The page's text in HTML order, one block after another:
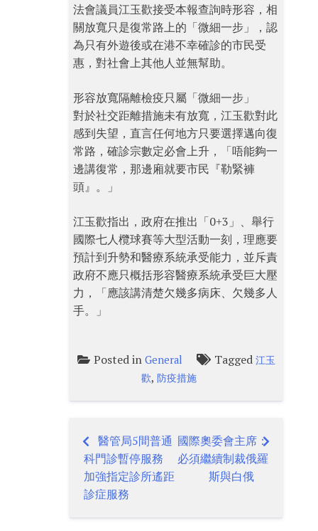
法會議員江玉歡接受本報查詢時形容，相
關放寬只是復常路上的「微細一步」，認
為只有外遊後或在港不幸確診的市民受
惠，對社會上其他人並無幫助。
形容放寬隔離檢疫只屬「微細一步」
對於社交距離措施未有放寬，江玉歡對此
感到失望，直言任何地方只要選擇邁向復
常路，確診宗數定必會上升，「唔能夠一
邊講復常，那邊廂就要市民『勒緊褲
頭』。」
江玉歡指出，政府在推出「0+3」、舉行
國際七人欖球賽等大型活動一刻，理應要
預計到升勢和醫療系統承受能力，並斥責
政府不應只概括形容醫療系統承受巨大壓
力，「應該講清楚欠幾多病床、欠幾多人
手。」
Posted in General Tagged 江玉
歡,防疫措施
Post
navigation
醫管局5間普通
科門診暫停服務
加強指定診所遙距
診症服務
國際奧委會主席：
必須繼續制裁俄羅
斯與白俄